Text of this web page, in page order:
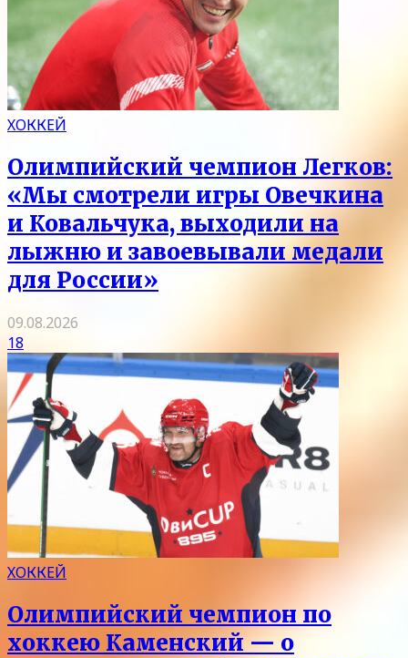
ХОККЕЙ
Олимпийский чемпион Легков:
«Мы смотрели игры Овечкина
и Ковальчука, выходили на
лыжню и завоевывали медали
для России»
09.08.2026
18
ХОККЕЙ
Олимпийский чемпион по
хоккею Каменский — о